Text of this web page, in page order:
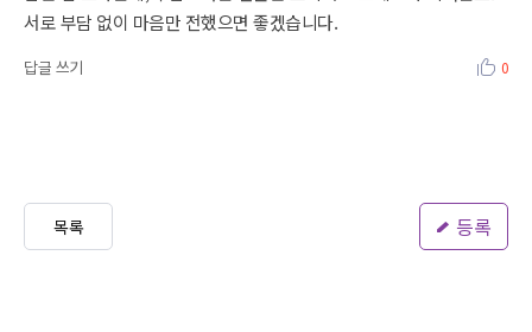
서로 부담 없이 마음만 전했으면 좋겠습니다.
답글 쓰기 0
목록 등록